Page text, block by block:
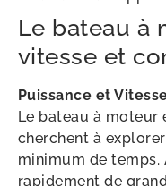
Le bateau à
vitesse et
Puissance et
Le bateau à moteur
cherchent à
minimum de temps.
rapidement de